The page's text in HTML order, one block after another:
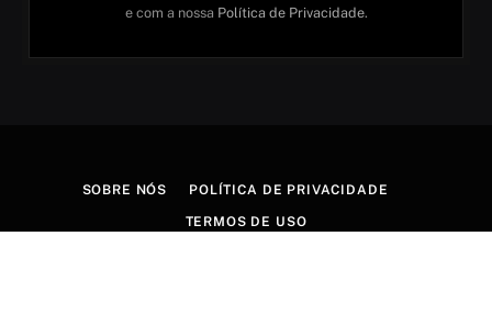
e com a nossa Política de Privacidade.
SOBRE NÓS POLÍTICA DE PRIVACIDADE
TERMOS DE USO